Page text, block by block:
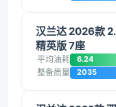
汉兰达 2026款
精英版 7座
平均油耗 6.24
整备质量 2035